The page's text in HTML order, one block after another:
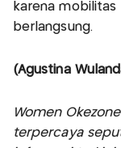
karena mobilitas
berlangsung.
(Agustina
Women
terpercaya